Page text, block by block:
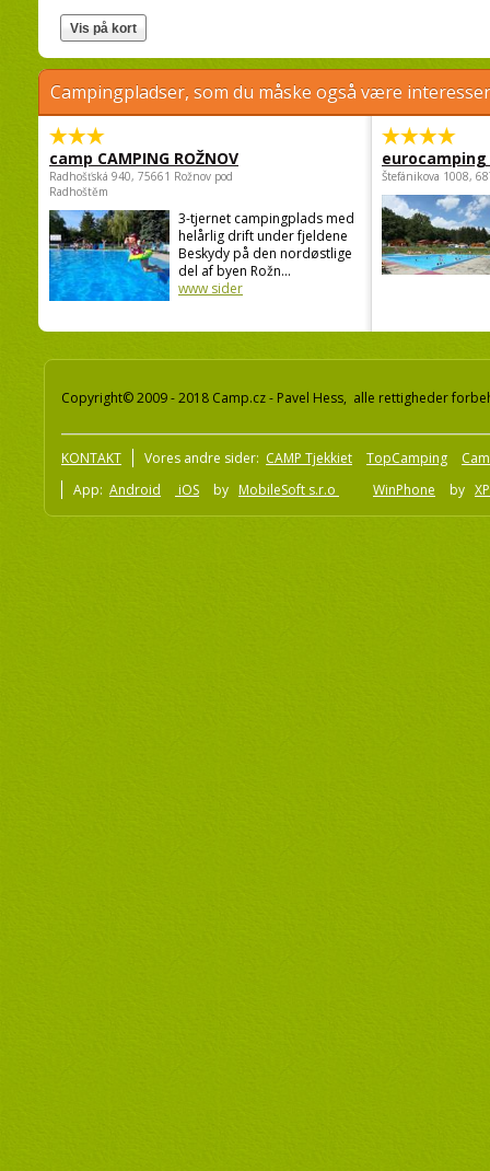
Campingpladser, som du måske også være
camp CAMPING ROŽNOV
Radhošťská 940, 75661 Rožnov pod
Radhoštěm
3-tjernet campingplads med
helårlig drift under fjeldene
Beskydy på den nordøstlige
del af byen Rožn...
www sider
Štefánikova 1008,
Copyright© 2009 - 2018 Camp.cz - Pavel Hess, alle rettigheder
KONTAKT Vores andre sider: CAMP Tjekkiet TopCamping
App: Android iOS by MobileSoft s.r.o WinPhone by